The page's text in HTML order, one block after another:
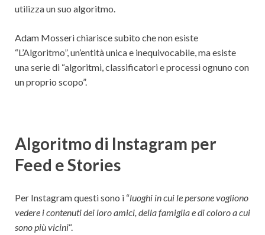
utilizza un suo algoritmo.
Adam Mosseri chiarisce subito che non esiste
“L’Algoritmo”, un’entità unica e inequivocabile, ma esiste
una serie di “algoritmi, classificatori e processi ognuno con
un proprio scopo”.
Algoritmo di Instagram per
Feed e Stories
Per Instagram questi sono i “luoghi in cui le persone vogliono
vedere i contenuti dei loro amici, della famiglia e di coloro a cui
sono più vicini“.